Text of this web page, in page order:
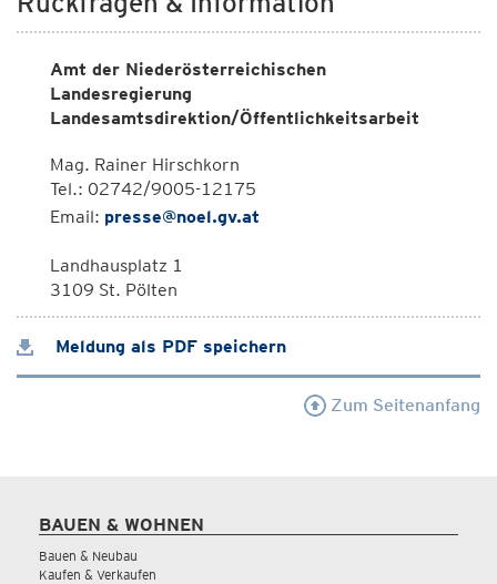
Amt der Niederösterreichischen
Landesregierung
Landesamtsdirektion/Öffentlichkeitsarbeit
Mag. Rainer Hirschkorn
Tel.: 02742/9005-12175
Email: presse@noel.gv.at
Landhausplatz 1
3109 St. Pölten
Meldung als PDF speichern
Zum Seitenanfang
BAUEN & WOHNEN
Bauen & Neubau
Kaufen & Verkaufen